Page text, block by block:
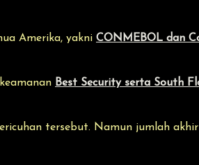
Amerika, yakni CONMEBOL dan
Best Security serta South
tersebut. Namun jumlah